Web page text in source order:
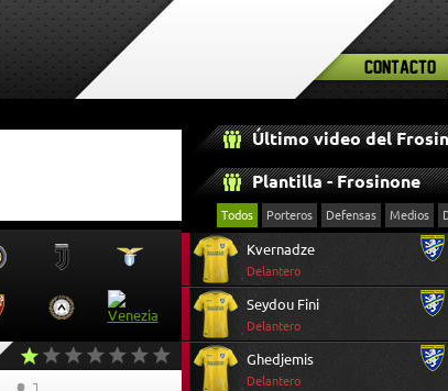
Contacto
Último video del
Plantilla - Frosinone
Todos Porteros Defensas Medios
Kvernadze
Delantero
Seydou Fini
Delantero
Ghedjemis
Delantero